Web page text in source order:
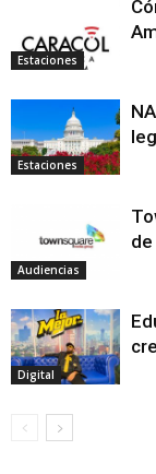
Estaciones
Estaciones
Audiencias
Digital